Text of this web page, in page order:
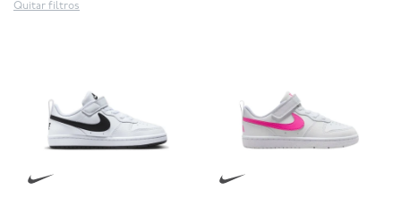
Quitar filtros